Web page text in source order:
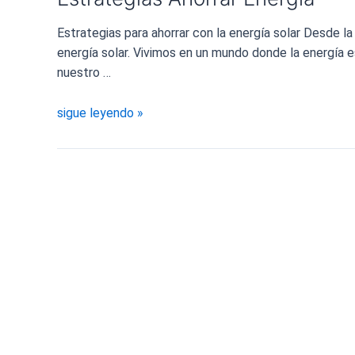
Estrategias para ahorrar con la energía solar Desde
energía solar. Vivimos en un mundo donde la
nuestro …
Estrategias
Energía
sigue leyendo »